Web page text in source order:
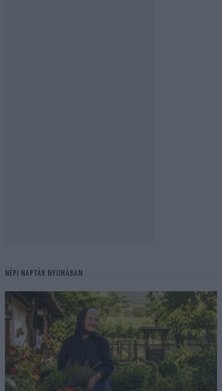
NÉPI NAPTÁR NYOMÁBAN